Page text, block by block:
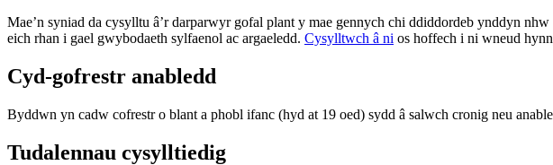
Mae’n syniad da cysylltu â’r darparwyr gofal plant y mae gennych chi ddiddordeb ynddyn
eich rhan i gael gwybodaeth sylfaenol ac argaeledd. Cysylltwch â ni os hoffech i ni wneud
Cyd-gofrestr anabledd
Byddwn yn cadw cofrestr o blant a phobl ifanc (hyd at 19 oed) sydd â salwch cronig neu
Tudalennau cysylltiedig